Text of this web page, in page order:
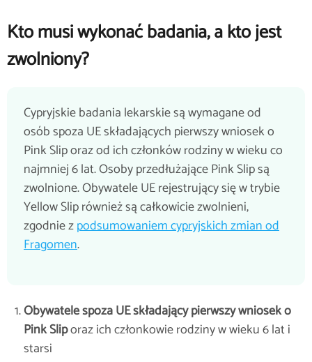
Kto musi wykonać badania, a kto jest
zwolniony?
Cypryjskie badania lekarskie są wymagane od
osób spoza UE składających pierwszy wniosek o
Pink Slip oraz od ich członków rodziny w wieku co
najmniej 6 lat. Osoby przedłużające Pink Slip są
zwolnione. Obywatele UE rejestrujący się w trybie
Yellow Slip również są całkowicie zwolnieni,
zgodnie zpodsumowaniem cypryjskich zmian od
Fragomen.
Obywatele spoza UE składający pierwszy wniosek o
Pink Sliporaz ich członkowie rodziny w wieku 6 lat i
starsi